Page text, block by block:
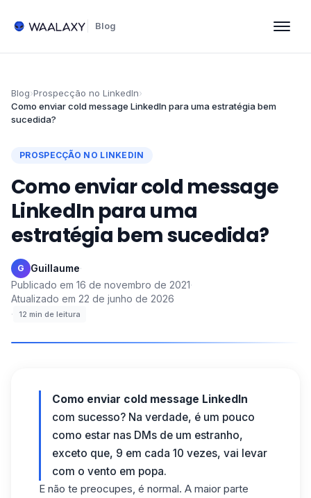
Blog
Blog›Prospecção no LinkedIn›
Como enviar cold message LinkedIn para uma estratégia bem
sucedida?
PROSPECÇÃO NO LINKEDIN
Como enviar cold message
LinkedIn para uma
estratégia bem sucedida?
G Guillaume·
Publicado em 16 de novembro de 2021·
Atualizado em 22 de junho de 2026
·
12 min de leitura
Como enviar cold message LinkedIn
com sucesso? Na verdade, é um pouco
como estar nas DMs de um estranho,
exceto que, 9 em cada 10 vezes, vai levar
com o vento em popa.
E não te preocupes, é normal. A maior parte